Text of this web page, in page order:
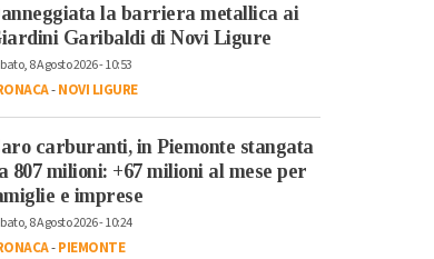
la barriera metallica ai
Garibaldi di Novi Ligure
8 Agosto 2026 - 10:53
-NOVI LIGURE
carburanti, in Piemonte stangata
807 milioni: +67 milioni al mese per
e imprese
8 Agosto 2026 - 10:24
-PIEMONTE